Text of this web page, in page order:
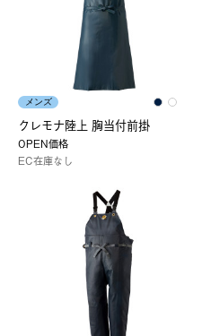
メンズ
クレモナ陸上 胸当付前掛
OPEN価格
EC在庫なし